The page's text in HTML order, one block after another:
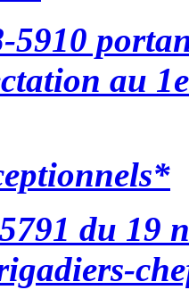
5910
au
du 19